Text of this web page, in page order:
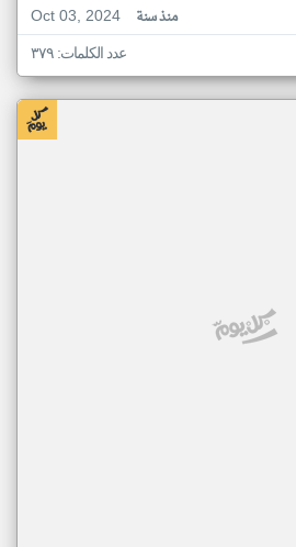
Oct 03, 2024
منذ سنة
عدد الكلمات: ٣٧٩